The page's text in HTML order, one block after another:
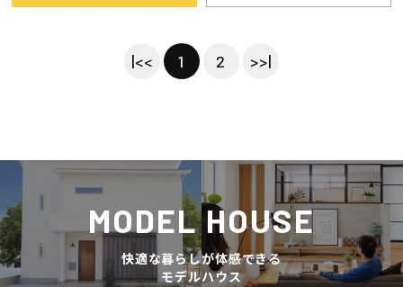
|<< 1 2 >>|
MODEL HOUSE
快適な暮らしが体感できる
モデルハウス